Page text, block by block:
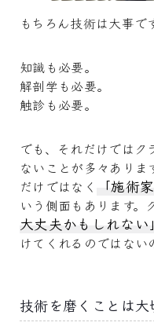
もちろん技術は大事で
知識も必要。
解剖学も必要。
触診も必要。
でも、それだけでは
ないことが多々ありま
だけではなく
「施術
いう側面もあります。
大丈夫かもしれない」
けてくれるのではない
技術を磨くことは大